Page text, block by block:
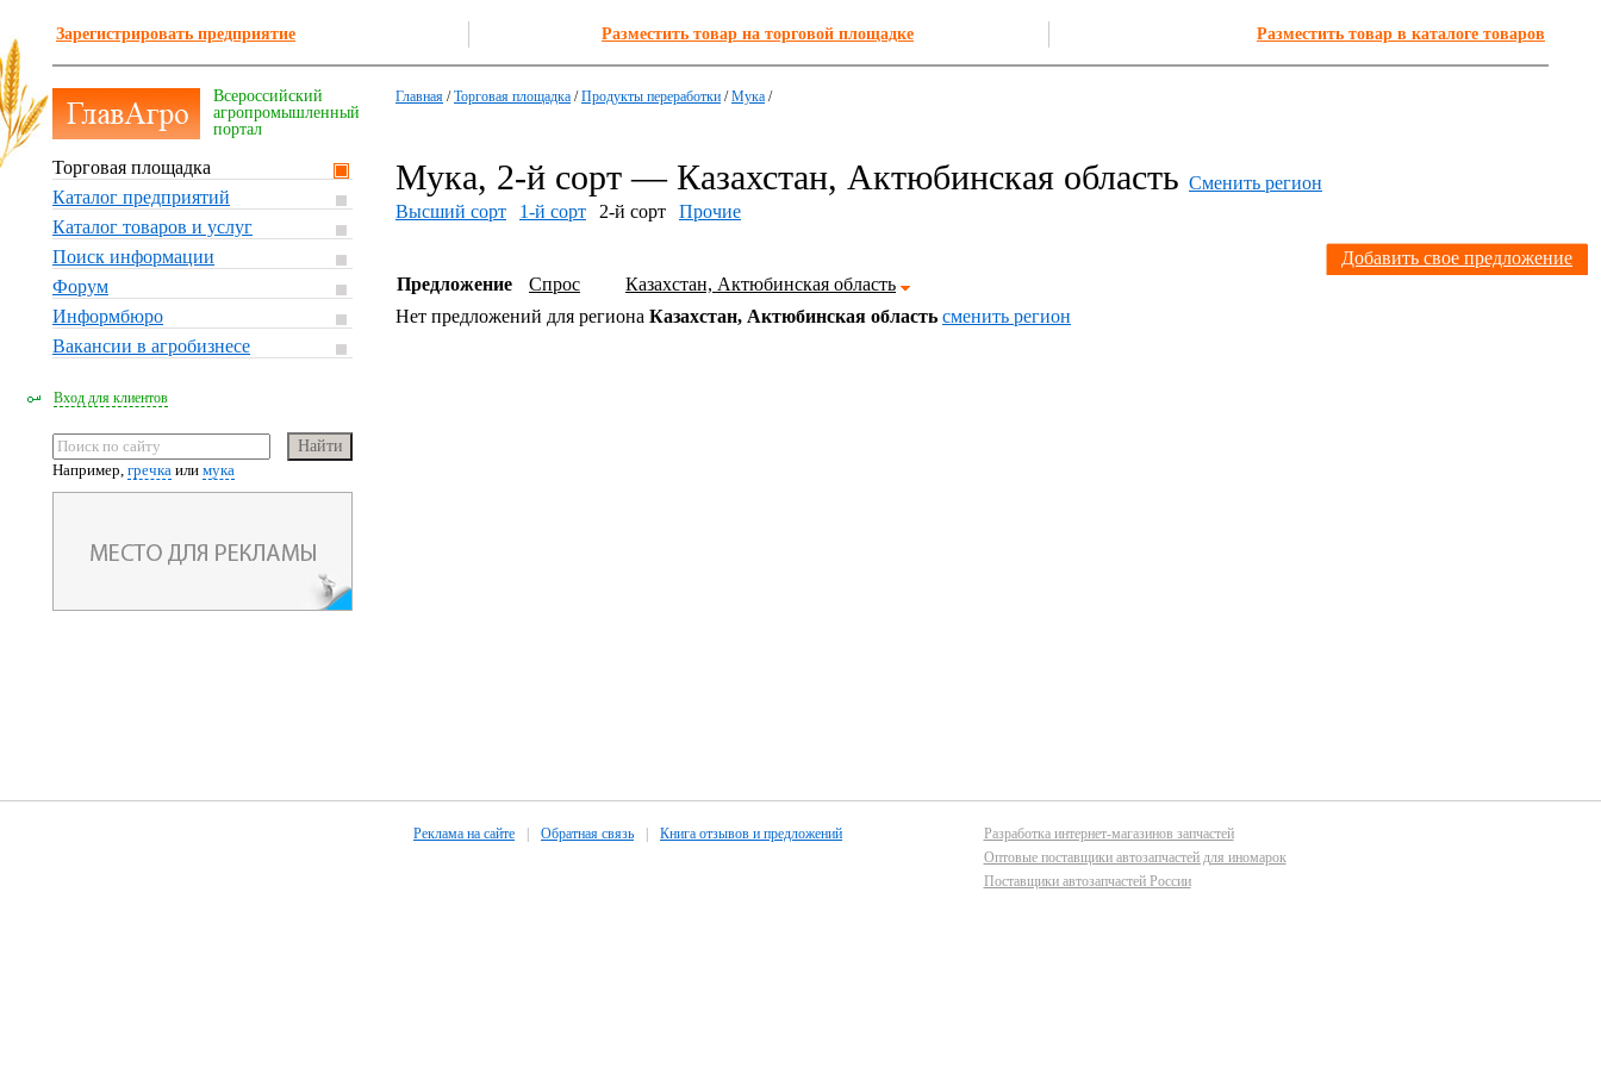
Зарегистрировать предприятие Разместить товар на торговой площадке Разместить товар в каталоге товаров
Всероссийский
агропромышленный
портал
Торговая площадка
Каталог предприятий
Каталог товаров и услуг
Поиск информации
Форум
Информбюро
Вакансии в агробизнесе
Вход для клиентов
Например, гречка или мука
Главная /Торговая площадка /Продукты переработки /Мука /
Мука, 2-й сорт — Казахстан, Актюбинская область Сменить регион
Высший сорт
1-й сорт 2-й сорт
Прочие
Добавить свое предложение
Предложение
Спрос
Казахстан, Актюбинская область
Нет предложений для региона Казахстан, Актюбинская область cменить регион
Реклама на сайте Обратная связь Книга отзывов и предложений
Разработка интернет-магазинов запчастей
Оптовые поставщики автозапчастей для иномарок
Поставщики автозапчастей России